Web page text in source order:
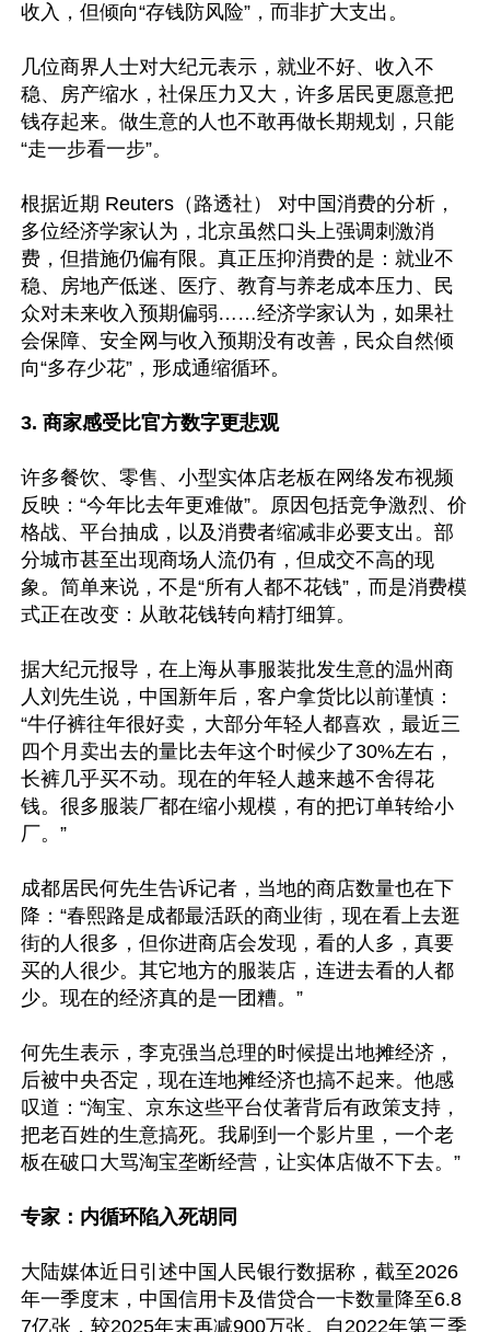
收入，但倾向“存钱防风险”，而非扩大支出。
几位商界人士对大纪元表示，就业不好、收入不
稳、房产缩水，社保压力又大，许多居民更愿意把
钱存起来。做生意的人也不敢再做长期规划，只能
“走一步看一步”。
根据近期 Reuters（路透社） 对中国消费的分析，
多位经济学家认为，北京虽然口头上强调刺激消
费，但措施仍偏有限。真正压抑消费的是：就业不
稳、房地产低迷、医疗、教育与养老成本压力、民
众对未来收入预期偏弱……经济学家认为，如果社
会保障、安全网与收入预期没有改善，民众自然倾
向“多存少花”，形成通缩循环。
3. 商家感受比官方数字更悲观
许多餐饮、零售、小型实体店老板在网络发布视频
反映：“今年比去年更难做”。原因包括竞争激烈、价
格战、平台抽成，以及消费者缩减非必要支出。部
分城市甚至出现商场人流仍有，但成交不高的现
象。简单来说，不是“所有人都不花钱”，而是消费模
式正在改变：从敢花钱转向精打细算。
据大纪元报导，在上海从事服装批发生意的温州商
人刘先生说，中国新年后，客户拿货比以前谨慎：
“牛仔裤往年很好卖，大部分年轻人都喜欢，最近三
四个月卖出去的量比去年这个时候少了30%左右，
长裤几乎买不动。现在的年轻人越来越不舍得花
钱。很多服装厂都在缩小规模，有的把订单转给小
厂。”
成都居民何先生告诉记者，当地的商店数量也在下
降：“春熙路是成都最活跃的商业街，现在看上去逛
街的人很多，但你进商店会发现，看的人多，真要
买的人很少。其它地方的服装店，连进去看的人都
少。现在的经济真的是一团糟。”
何先生表示，李克强当总理的时候提出地摊经济，
后被中央否定，现在连地摊经济也搞不起来。他感
叹道：“淘宝、京东这些平台仗著背后有政策支持，
把老百姓的生意搞死。我刷到一个影片里，一个老
板在破口大骂淘宝垄断经营，让实体店做不下去。”
专家：内循环陷入死胡同
大陆媒体近日引述中国人民银行数据称，截至2026
年一季度末，中国信用卡及借贷合一卡数量降至6.8
7亿张，较2025年末再减900万张。自2022年第三季